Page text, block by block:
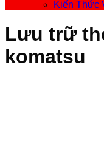
Kiến Thức
Lưu trữ
komatsu